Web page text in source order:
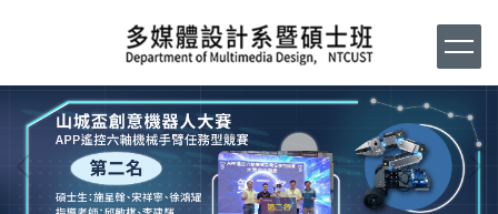
要
區